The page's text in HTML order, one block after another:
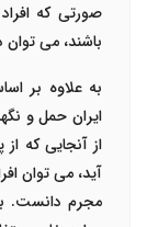
صورتی که
باشند، می
به علاوه بر
ایران حمل و
از آنجایی که
آید، می توان
مجرم دانست.